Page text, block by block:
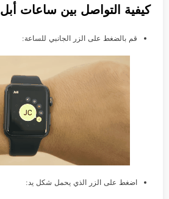
كيفية التواصل بين ساعات أبل
قم بالضغط على الزر الجانبي للساعة:
اضغط على الزر الذي يحمل شكل يد: